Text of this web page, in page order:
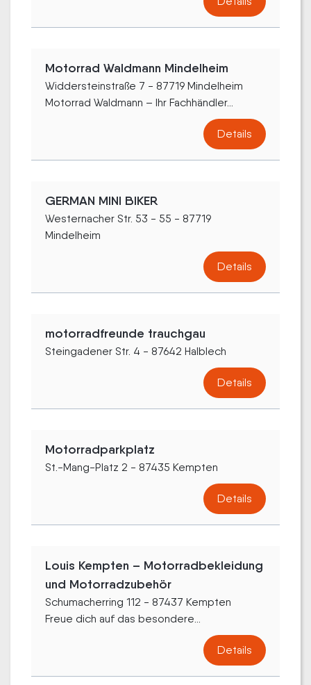
Motorrad Waldmann Mindelheim
Widdersteinstraße 7 - 87719 Mindelheim
Motorrad Waldmann – Ihr Fachhändler...
Details
GERMAN MINI BIKER
Westernacher Str. 53 - 55 - 87719
Mindelheim
Details
motorradfreunde trauchgau
Steingadener Str. 4 - 87642 Halblech
Details
Motorradparkplatz
St.-Mang-Platz 2 - 87435 Kempten
Details
Louis Kempten – Motorradbekleidung
und Motorradzubehör
Schumacherring 112 - 87437 Kempten
Freue dich auf das besondere...
Details